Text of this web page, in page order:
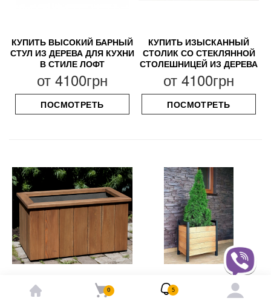
КУПИТЬ ВЫСОКИЙ БАРНЫЙ
СТУЛ ИЗ ДЕРЕВА ДЛЯ КУХНИ
В СТИЛЕ ЛОФТ
от 4100грн
ПОСМОТРЕТЬ
КУПИТЬ ИЗЫСКАННЫЙ
СТОЛИК СО СТЕКЛЯННОЙ
СТОЛЕШНИЦЕЙ ИЗ ДЕРЕВА
от 4100грн
ПОСМОТРЕТЬ
КУПИТЬ ДЕРЕВЯННЫЙ КУПИТЬ ДЕРЕВЯННОЕ
0 5